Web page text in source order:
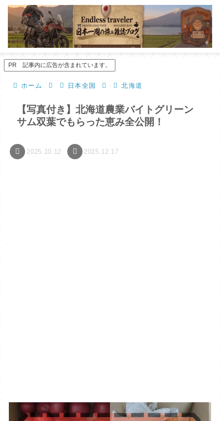
PR 記事内に広告が含まれています。
ホーム 日本全国 北海道
【写真付き】北海道農業バイトグリーン
サム双葉でもらった恵み全公開！
2025.10.12 2025.12.17